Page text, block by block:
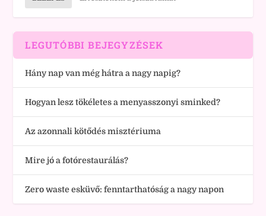
LEGUTÓBBI BEJEGYZÉSEK
Hány nap van még hátra a nagy napig?
Hogyan lesz tökéletes a menyasszonyi sminked?
Az azonnali kötődés misztériuma
Mire jó a fotórestaurálás?
Zero waste esküvő: fenntarthatóság a nagy napon